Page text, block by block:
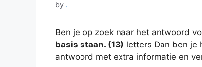
by .
Ben je op zoek naar het antwoord
basis staan. (13) letters Dan ben je
antwoord met extra informatie en